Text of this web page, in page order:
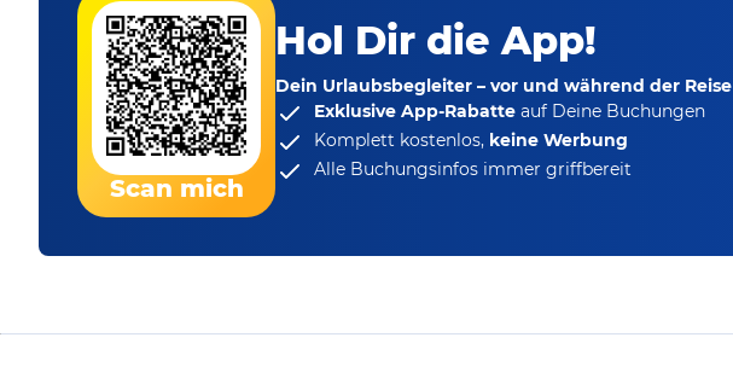
Scan mich
Hol Dir die App!
Dein Urlaubsbegleiter – vor und während der Reise
Exklusive App-Rabatte auf Deine Buchungen
Komplett kostenlos, keine Werbung
Alle Buchungsinfos immer griffbereit